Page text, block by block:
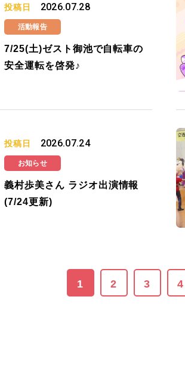
投稿日 2026.07.28
活動報告
7/25(土)ゼスト御池で自転車の
安全運転を啓発♪
投稿日 2026.07.24
お知らせ
義村歩美さん ラジオ出演情報
(7/24更新)
1 2 3 4